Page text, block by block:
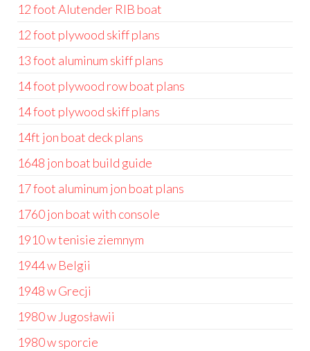
12 foot Alutender RIB boat
12 foot plywood skiff plans
13 foot aluminum skiff plans
14 foot plywood row boat plans
14 foot plywood skiff plans
14ft jon boat deck plans
1648 jon boat build guide
17 foot aluminum jon boat plans
1760 jon boat with console
1910 w tenisie ziemnym
1944 w Belgii
1948 w Grecji
1980 w Jugosławii
1980 w sporcie